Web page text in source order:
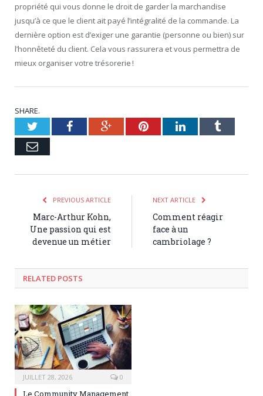
propriété qui vous donne le droit de garder la marchandise
jusqu’à ce que le client ait payé l’intégralité de la commande. La
dernière option est d’exiger une garantie (personne ou bien) sur
l’honnêteté du client. Cela vous rassurera et vous permettra de
mieux organiser votre trésorerie !
SHARE.
TwitterFacebookGoogle+PinterestLinkedInTumblr
Email
PREVIOUS ARTICLE
Marc-Arthur Kohn,
Une passion qui est
devenue un métier
NEXT ARTICLE
Comment réagir
face à un
cambriolage ?
RELATED POSTS
JUILLET 28, 2026 0
Le Community Management